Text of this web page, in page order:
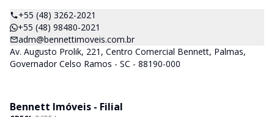
+55 (48) 3262-2021
+55 (48) 98480-2021
adm@bennettimoveis.com.br
Av. Augusto Prolik, 221, Centro Comercial Bennett, Palmas,
Governador Celso Ramos - SC - 88190-000
Bennett Imóveis - Filial